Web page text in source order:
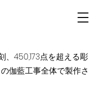
、450,173点を超える彫
伽藍工事全体で製作さ